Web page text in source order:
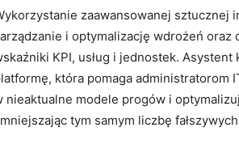
zaawansowanej sztucznej
i optymalizację wdrożeń
KPI, usług i jednostek.
która pomaga administratorom
nieaktualne modele progów i
tym samym liczbę